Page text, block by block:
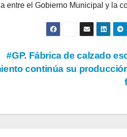
entre el Gobierno Municipal y la
#GP. Fábrica de calzado
continúa su